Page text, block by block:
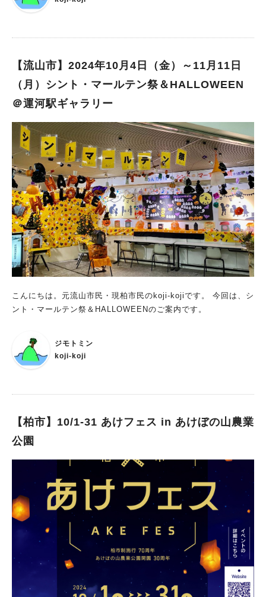
不要なので、気軽に参加できそうですね。 楽曲の演奏の他、ボ
【流山市】2024年10月4日（金）～11月11日
（月）シント・マールテン祭＆HALLOWEEN
＠運河駅ギャラリー
こんにちは。元流山市民・現柏市民のkoji-kojiです。 今回は、シ
ント・マールテン祭＆HALLOWEENのご案内です。
ジモトミン
koji-koji
【柏市】10/1-31 あけフェス in あけぼの山農業
公園